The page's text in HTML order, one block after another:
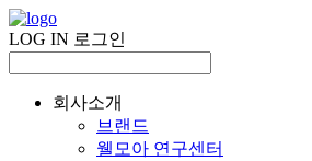
LOG IN 로그인
회사소개
브랜드
웰모아 연구센터